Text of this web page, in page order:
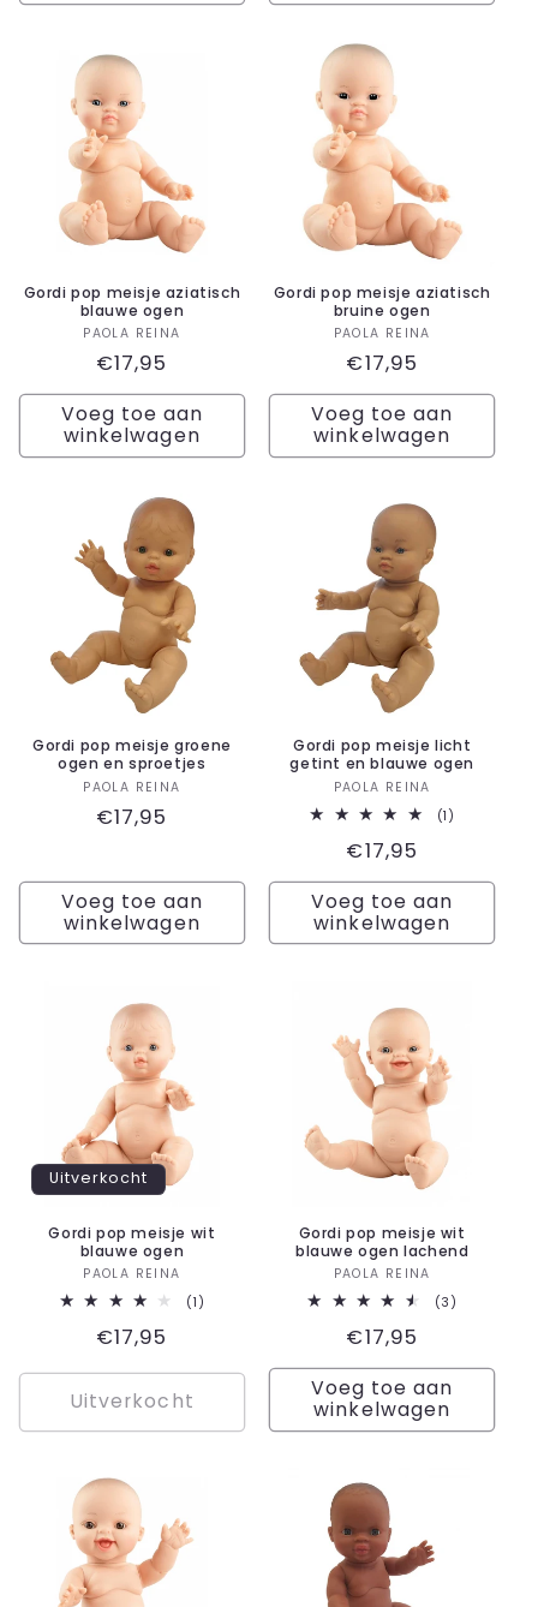
Gordi pop meisje aziatisch
blauwe ogen
Verkoper:
PAOLA REINA
Normale
prijs
€17,95
Voeg toe aan
winkelwagen
Gordi pop meisje aziatisch
bruine ogen
Verkoper:
PAOLA REINA
Normale
prijs
€17,95
Voeg toe aan
winkelwagen
Gordi pop meisje groene
ogen en sproetjes
Verkoper:
PAOLA REINA
Normale
€17,95
Voeg toe aan
winkelwagen
Gordi pop meisje licht
getint en blauwe ogen
Verkoper:
PAOLA REINA
(1)
Normale
prijs
€17,95
Voeg toe aan
winkelwagen
Uitverkocht
Gordi pop meisje wit
blauwe ogen
Verkoper:
PAOLA REINA
(1)
Normale
prijs
€17,95
Uitverkocht
Gordi pop meisje wit
blauwe ogen lachend
Verkoper:
PAOLA REINA
(3)
Normale
prijs
€17,95
Voeg toe aan
winkelwagen